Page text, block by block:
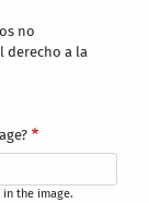
no
derecho a la
in the image.